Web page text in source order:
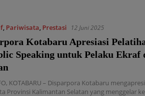
, Pariwisata, Prestasi 12 Juni 2025
Kotabaru Apresiasi
Speaking untuk Pelaku Ekraf
KOTABARU – Disparpora Kotabaru
Provinsi Kalimantan Selatan yang menggelar